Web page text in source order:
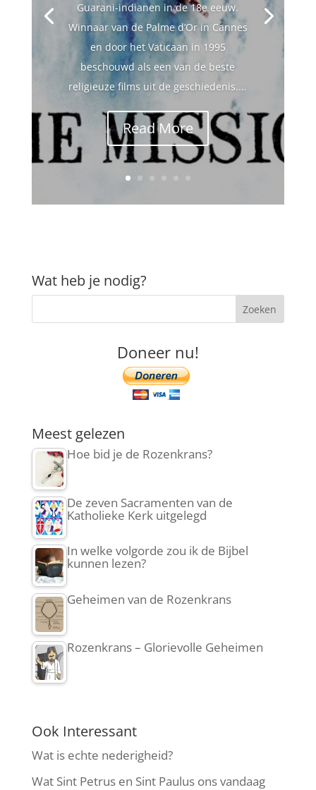
Guarani-indianen in de 18e eeuw.
Winnaar van de Palme d’Or in Cannes
en door het Vaticaan in 1995
beschouwd als een van de beste
religieuze films uit de geschiedenis....
Read More
Wat heb je nodig?
Doneer nu!
Meest gelezen
Hoe bid je de Rozenkrans?
De zeven Sacramenten van de
Katholieke Kerk uitgelegd
In welke volgorde zou ik de Bijbel
kunnen lezen?
Geheimen van de Rozenkrans
Rozenkrans – Glorievolle Geheimen
Ook Interessant
Wat is echte nederigheid?
Wat Sint Petrus en Sint Paulus ons vandaag